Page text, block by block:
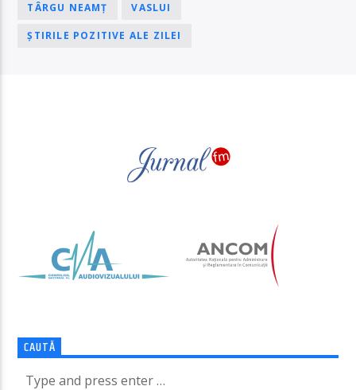
TÂRGU NEAMȚ VASLUI
ȘTIRILE POZITIVE ALE ZILEI
CAUTĂ